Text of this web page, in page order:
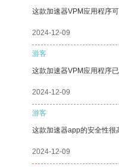
这款加速器VPM应用程序
2024-12-09
游客
这款加速器VPM应用程序
2024-12-09
游客
这款加速器app的安全性很
2024-12-09